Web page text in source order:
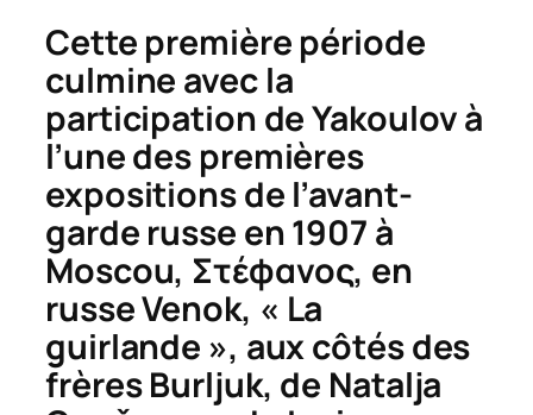
Cette première période
culmine avec la
participation de Yakoulov à
l’une des premières
expositions de l’avant-
garde russe en 1907 à
Moscou, Στέφανος, en
russeVenok, « La
guirlande », aux côtés des
frères Burljuk, de Natalja